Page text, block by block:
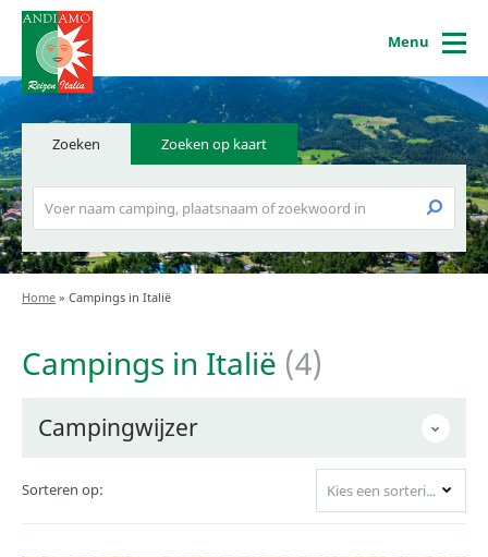
Menu
Zoeken Zoeken op kaart
Home » Campings in Italië
Campings in Italië (4)
Campingwijzer
Sorteren op: Kies een sortering